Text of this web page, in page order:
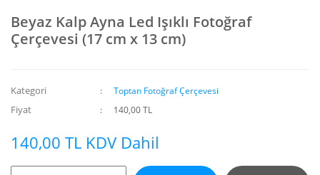
Beyaz Kalp Ayna Led Işıklı Fotoğraf
Çerçevesi (17 cm x 13 cm)
Kategori Toptan Fotoğraf Çerçevesi
Fiyat 140,00 TL
140,00 TL KDV Dahil